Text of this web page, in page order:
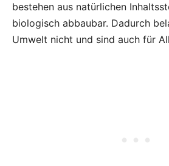
bestehen aus natürlichen
biologisch abbaubar. Dadurch
Umwelt nicht und sind auch für